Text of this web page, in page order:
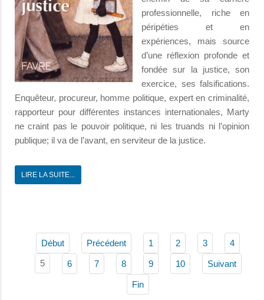
professionnelle, riche en
péripéties et en
expériences, mais source
d’une réflexion profonde et
fondée sur la justice, son
exercice, ses falsifications.
Enquêteur, procureur, homme politique, expert en criminalité,
rapporteur pour différentes instances internationales, Marty
ne craint pas le pouvoir politique, ni les truands ni l’opinion
publique; il va de l’avant, en serviteur de la justice.
LIRE LA SUITE...
Début Précédent 1 2 3 4
5 6 7 8 9 10 Suivant
Fin